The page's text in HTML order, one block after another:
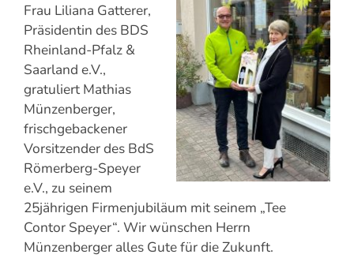
Frau Liliana Gatterer,
Präsidentin des BDS
Rheinland-Pfalz &
Saarland e.V.,
gratuliert Mathias
Münzenberger,
frischgebackener
Vorsitzender des BdS
Römerberg-Speyer
e.V., zu seinem
25jährigen Firmenjubiläum mit seinem „Tee
Contor Speyer“. Wir wünschen Herrn
Münzenberger alles Gute für die Zukunft.